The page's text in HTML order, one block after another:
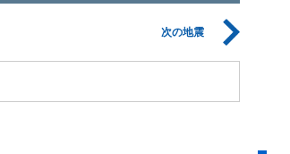
次の地震